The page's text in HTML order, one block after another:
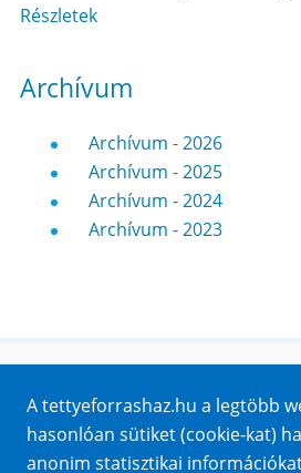
Részletek
Archívum
Archívum - 2026
Archívum - 2025
Archívum - 2024
Archívum - 2023
Impresszum
Sütik
A tettyeforrashaz.hu a legtöbb
hasonlóan sütiket (cookie-kat)
anonim statisztikai